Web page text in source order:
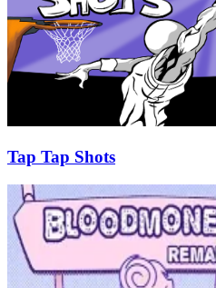
Tap Tap Shots